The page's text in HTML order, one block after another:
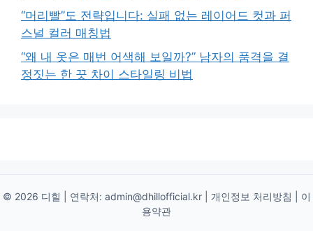
“머리빨”도 전략입니다: 실패 없는 레이어드 컷과 퍼
스널 컬러 매칭법
“왜 내 옷은 매번 어색해 보일까?” 남자의 품격을 결
정짓는 한 끗 차이 스타일링 비법
© 2026 디힐 | 연락처: admin@dhillofficial.kr| 개인정보 처리방침
이
용약관